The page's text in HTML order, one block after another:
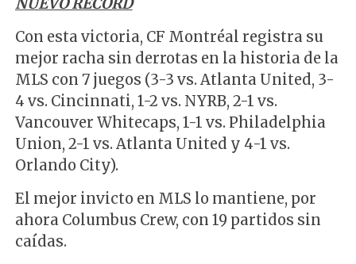
Con esta victoria, CF Montréal registra su
mejor racha sin derrotas en la historia de la
MLS con 7 juegos (3-3 vs. Atlanta United, 3-
4 vs. Cincinnati, 1-2 vs. NYRB, 2-1 vs.
Vancouver Whitecaps, 1-1 vs. Philadelphia
Union, 2-1 vs. Atlanta United y 4-1 vs.
Orlando City).
El mejor invicto en MLS lo mantiene, por
ahora Columbus Crew, con 19 partidos sin
caídas.